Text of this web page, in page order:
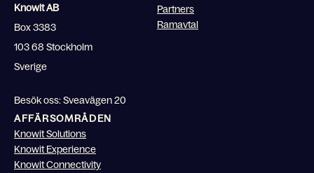
Knowit AB
Box 3383
103 68 Stockholm
Sverige
Besök oss: Sveavägen 20
Partners
Ramavtal
AFFÄRSOMRÅDEN
Knowit Solutions
Knowit Experience
Knowit Connectivity